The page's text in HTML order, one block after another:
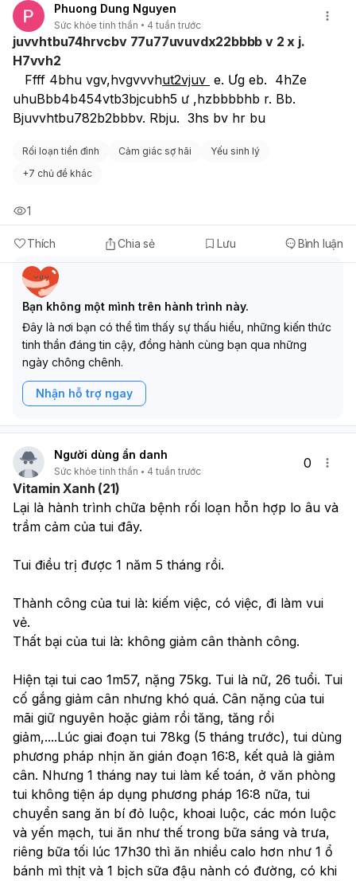
Phuong Dung Nguyen
Sức khỏe tinh thần 4 tuần trước
juvvhtbu74hrvcbv 77u77uvuvdx22bbbb v 2 x j.
H7vvh2
   Ffff 4bhu vgv,hvgvvvh
ut2vjuv e. Ưg eb.  4hZe
uhuBbb4b454vtb3bjcubh5 ư ,hzbbbbhb r. Bb.
Bjuvvhtbu782b2bbbv. Rbju.  3hs bv hr bu
Rối loạn tiền đình Cảm giác sợ hãi
Yếu sinh lý
+7 chủ đề khác
Thích Chia sẻ Lưu Bình luận
1
Bạn không một mình trên hành trình này.
Đây là nơi bạn có thể tìm thấy sự thấu hiểu, những kiến thức
tinh thần đáng tin cậy, đồng hành cùng bạn qua những
ngày chông chênh.
Nhận hỗ trợ ngay
Người dùng ẩn danh
Sức khỏe tinh thần 4 tuần trước
0
Vitamin Xanh (21)
Lại là hành trình chữa bệnh rối loạn hỗn hợp lo âu và
trầm cảm của tui đây.
Tui điều trị được 1 năm 5 tháng rồi.
Thành công của tui là: kiếm việc, có việc, đi làm vui
vẻ.
Thất bại của tui là: không giảm cân thành công.
Hiện tại tui cao 1m57, nặng 75kg. Tui là nữ, 26 tuổi. Tui
cố gắng giảm cân nhưng khó quá. Cân nặng của tui
mãi giữ nguyên hoặc giảm rồi tăng, tăng rồi
giảm,....Lúc giai đoạn tui 78kg (5 tháng trước), tui dùng
phương pháp nhịn ăn gián đoạn 16:8, kết quả là giảm
cân. Nhưng 1 tháng nay tui làm kế toán, ở văn phòng
tui không tiện áp dụng phương pháp 16:8 nữa, tui
chuyển sang ăn bí đỏ luộc, khoai luộc, các món luộc
và yến mạch, tui ăn như thế trong bữa sáng và trưa,
riêng bữa tối lúc 17h30 thì ăn nhiều calo hơn như 1 ổ
bánh mì thịt và 1 bịch sữa đậu nành có đường, có khi